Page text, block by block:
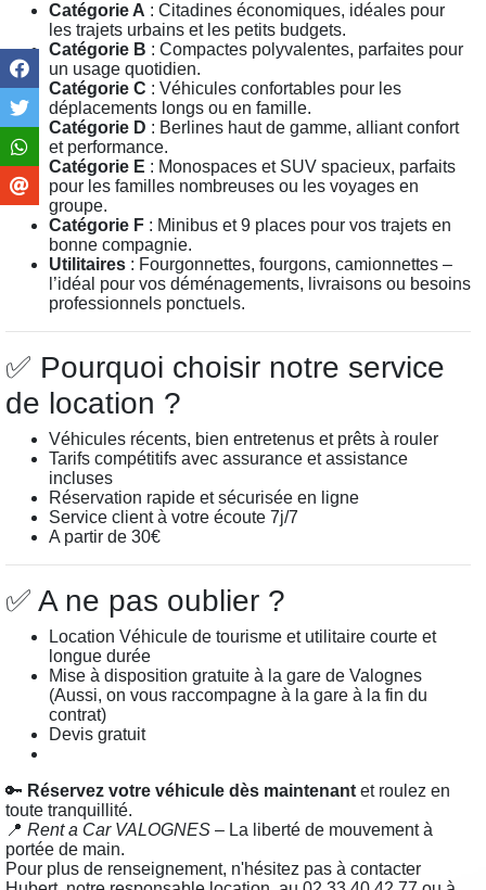
Catégorie A : Citadines économiques, idéales pour
les trajets urbains et les petits budgets.
Catégorie B : Compactes polyvalentes, parfaites pour
un usage quotidien.
Catégorie C : Véhicules confortables pour les
déplacements longs ou en famille.
Catégorie D : Berlines haut de gamme, alliant confort
et performance.
Catégorie E : Monospaces et SUV spacieux, parfaits
pour les familles nombreuses ou les voyages en
groupe.
Catégorie F : Minibus et 9 places pour vos trajets en
bonne compagnie.
Utilitaires : Fourgonnettes, fourgons, camionnettes –
l’idéal pour vos déménagements, livraisons ou besoins
professionnels ponctuels.
✅ Pourquoi choisir notre service
de location ?
Véhicules récents, bien entretenus et prêts à rouler
Tarifs compétitifs avec assurance et assistance
incluses
Réservation rapide et sécurisée en ligne
Service client à votre écoute 7j/7
A partir de 30€
✅ A ne pas oublier ?
Location Véhicule de tourisme et utilitaire courte et
longue durée
Mise à disposition gratuite à la gare de Valognes
(Aussi, on vous raccompagne à la gare à la fin du
contrat)
Devis gratuit
🔑 Réservez votre véhicule dès maintenant et roulez en
toute tranquillité.
📍 Rent a Car VALOGNES – La liberté de mouvement à
portée de main.
Pour plus de renseignement, n'hésitez pas à contacter